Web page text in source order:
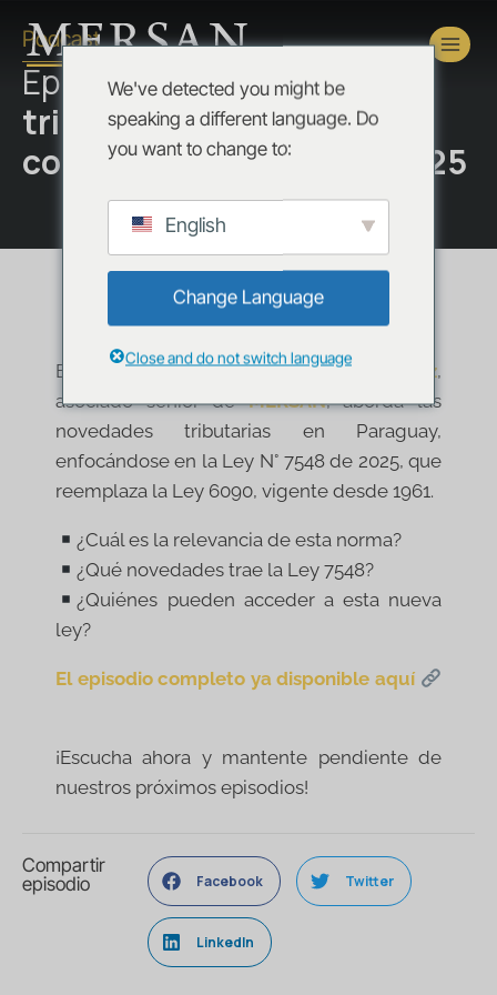
Podcast
Episodio:Novedades
tributarias en Paraguay –
conoce la Ley N° 7548/2025
En esta entrega,Federico Martínez,
asociado senior deMERSAN, aborda las
novedades tributarias en Paraguay,
enfocándose en la Ley N° 7548 de 2025, que
reemplaza la Ley 6090, vigente desde 1961.
¿Cuál es la relevancia de esta norma?
¿Qué novedades trae la Ley 7548?
¿Quiénes pueden acceder a esta nueva
ley?
El episodio completo ya disponible aquí
¡Escucha ahora y mantente pendiente de
nuestros próximos episodios!
Compartir
episodio
Facebook Twitter
LinkedIn
We've detected you might be
speaking a different language. Do
you want to change to:
English
Change Language
Close and do not switch language